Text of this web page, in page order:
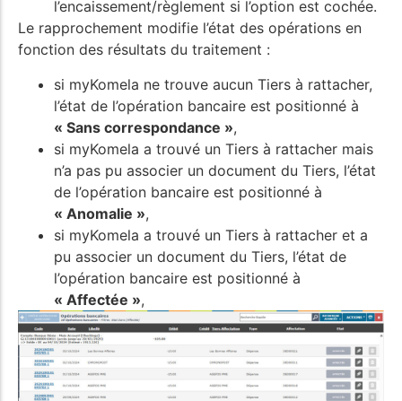
l’encaissement/règlement si l’option est cochée.
Le rapprochement modifie l’état des opérations en
fonction des résultats du traitement :
si myKomela ne trouve aucun Tiers à rattacher,
l’état de l’opération bancaire est positionné à
« Sans correspondance »,
si myKomela a trouvé un Tiers à rattacher mais
n’a pas pu associer un document du Tiers, l’état
de l’opération bancaire est positionné à
« Anomalie »,
si myKomela a trouvé un Tiers à rattacher et a
pu associer un document du Tiers, l’état de
l’opération bancaire est positionné à
« Affectée »,